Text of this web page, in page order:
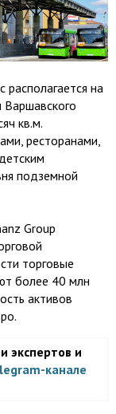
на
Варшавского
кв.м.
ресторанами,
подземной
Group
торговые
более 40 млн
активов
экспертов и
канале